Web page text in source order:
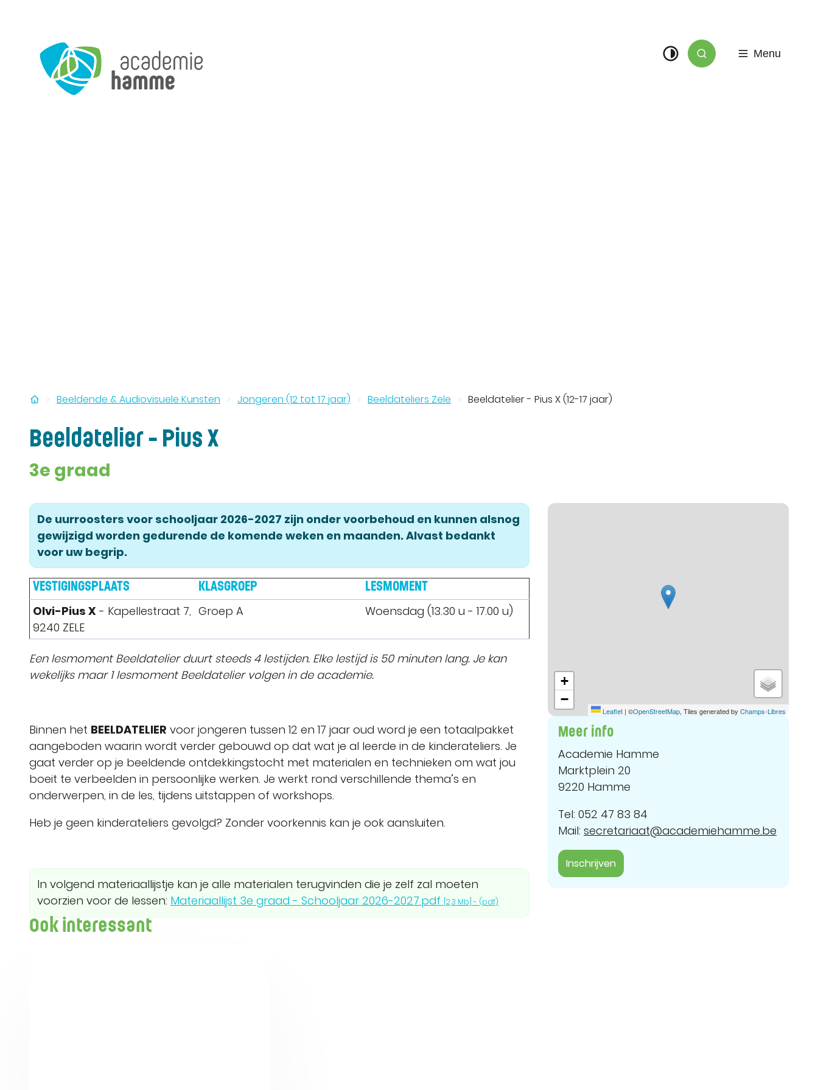
Academie Hamme
Hoog contrast
Zoek tonen / verbergen
Menu
Startpagina
Beeldende & Audiovisuele Kunsten Jongeren (12 tot 17 jaar) Beeldateliers Zele Beeldatelier - Pius X (12-17 jaar)
Beeldatelier - Pius X
3e graad
De uurroosters voor schooljaar 2026-2027 zijn onder voorbehoud en kunnen alsnog
gewijzigd worden gedurende de komende weken en maanden. Alvast bedankt
voor uw begrip.
VESTIGINGSPLAATS KLASGROEP LESMOMENT
Olvi-Pius X - Kapellestraat 7,
9240 ZELE
Groep A Woensdag (13.30 u - 17.00 u)
Een lesmoment Beeldatelier duurt steeds 4 lestijden. Elke lestijd is 50 minuten lang. Je kan
wekelijks maar 1 lesmoment Beeldatelier volgen in de academie.
Binnen het BEELDATELIER voor jongeren tussen 12 en 17 jaar oud word je een totaalpakket
aangeboden waarin wordt verder gebouwd op dat wat je al leerde in de kinderateliers. Je
gaat verder op je beeldende ontdekkingstocht met materialen en technieken om wat jou
boeit te verbeelden in persoonlijke werken. Je werkt rond verschillende thema’s en
onderwerpen, in de les, tijdens uitstappen of workshops.
Heb je geen kinderateliers gevolgd? Zonder voorkennis kan je ook aansluiten.
In volgend materiaallijstje kan je alle materialen terugvinden die je zelf zal moeten
voorzien voor de lessen: Materiaallijst 3e graad - Schooljaar 2026-2027.pdf 2,3 Mb (pdf)
Stratenplan
+
−
Leaflet | ©OpenStreetMap, Tiles generated by Champs-Libres
Meer info
Academie Hamme
Marktplein 20
9220 Hamme
Tel: 052 47 83 84
Mail: secretariaat@academiehamme.be
Inschrijven
Ook interessant